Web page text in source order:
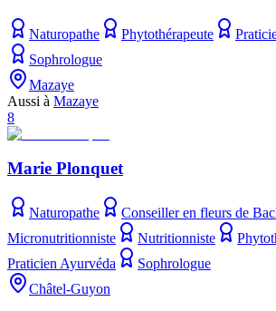
Naturopathe Phytothérapeute
Sophrologue
Mazaye
Aussi à Mazaye
8
Marie Plonquet
Naturopathe
Conseiller en fleurs de
Micronutritionniste
Nutritionniste
Praticien Ayurvéda
Sophrologue
Châtel-Guyon